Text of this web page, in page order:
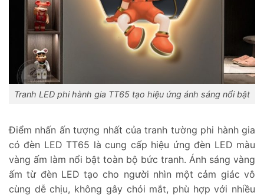
Tranh LED phi hành gia TT65 tạo hiệu ứng ánh sáng nổi bật
Điểm nhấn ấn tượng nhất của tranh tường phi hành gia
có đèn LED TT65 là cung cấp hiệu ứng đèn LED màu
vàng ấm làm nổi bật toàn bộ bức tranh. Ánh sáng vàng
ấm từ đèn LED tạo cho người nhìn một cảm giác vô
cùng dễ chịu, không gây chói mắt, phù hợp với nhiều